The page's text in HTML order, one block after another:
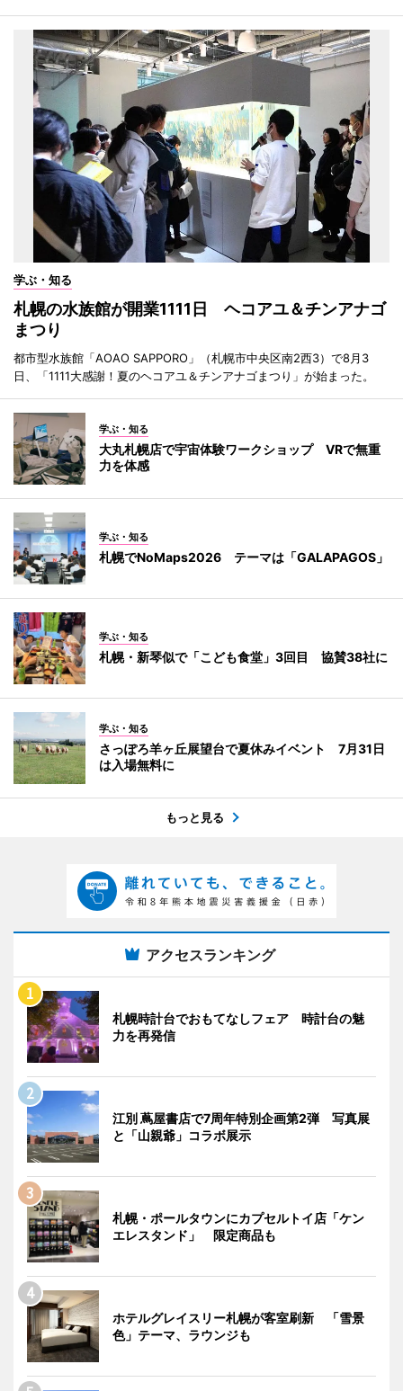
学ぶ・知る
札幌の水族館が開業1111日 ヘコアユ＆チンアナゴ
まつり
都市型水族館「AOAO SAPPORO」（札幌市中央区南2西3）で8月3
日、「1111大感謝！夏のヘコアユ＆チンアナゴまつり」が始まった。
学ぶ・知る
大丸札幌店で宇宙体験ワークショップ VRで無重
力を体感
学ぶ・知る
札幌でNoMaps2026 テーマは「GALAPAGOS」
学ぶ・知る
札幌・新琴似で「こども食堂」3回目 協賛38社に
学ぶ・知る
さっぽろ羊ヶ丘展望台で夏休みイベント 7月31日
は入場無料に
もっと見る
アクセスランキング
札幌時計台でおもてなしフェア 時計台の魅
力を再発信
江別 蔦屋書店で7周年特別企画第2弾 写真展
と「山親爺」コラボ展示
札幌・ポールタウンにカプセルトイ店「ケン
エレスタンド」 限定商品も
ホテルグレイスリー札幌が客室刷新 「雪景
色」テーマ、ラウンジも